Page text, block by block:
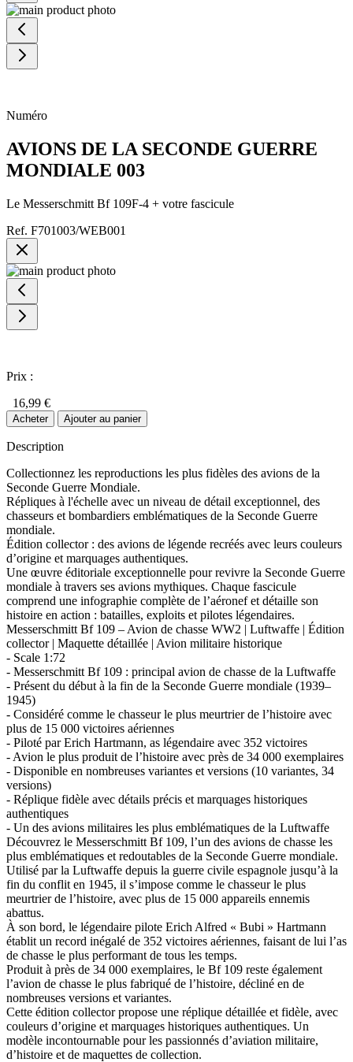
Numéro
AVIONS DE LA SECONDE GUERRE
MONDIALE 003
Le Messerschmitt Bf 109F-4 + votre fascicule
Ref. F701003/WEB001
Prix :
16,99 €
Acheter Ajouter au panier
Description
Collectionnez les reproductions les plus fidèles des avions de la
Seconde Guerre Mondiale.
Répliques à l'échelle avec un niveau de détail exceptionnel, des
chasseurs et bombardiers emblématiques de la Seconde Guerre
mondiale.
Édition collector : des avions de légende recréés avec leurs couleurs
d’origine et marquages authentiques.
Une œuvre éditoriale exceptionnelle pour revivre la Seconde Guerre
mondiale à travers ses avions mythiques. Chaque fascicule
comprend une infographie complète de l’aéronef et détaille son
histoire en action : batailles, exploits et pilotes légendaires.
Messerschmitt Bf 109 – Avion de chasse WW2 | Luftwaffe | Édition
collector | Maquette détaillée | Avion militaire historique
- Scale 1:72
- Messerschmitt Bf 109 : principal avion de chasse de la Luftwaffe
- Présent du début à la fin de la Seconde Guerre mondiale (1939–
1945)
- Considéré comme le chasseur le plus meurtrier de l’histoire avec
plus de 15 000 victoires aériennes
- Piloté par Erich Hartmann, as légendaire avec 352 victoires
- Avion le plus produit de l’histoire avec près de 34 000 exemplaires
- Disponible en nombreuses variantes et versions (10 variantes, 34
versions)
- Réplique fidèle avec détails précis et marquages historiques
authentiques
- Un des avions militaires les plus emblématiques de la Luftwaffe
Découvrez le Messerschmitt Bf 109, l’un des avions de chasse les
plus emblématiques et redoutables de la Seconde Guerre mondiale.
Utilisé par la Luftwaffe depuis la guerre civile espagnole jusqu’à la
fin du conflit en 1945, il s’impose comme le chasseur le plus
meurtrier de l’histoire, avec plus de 15 000 appareils ennemis
abattus.
À son bord, le légendaire pilote Erich Alfred « Bubi » Hartmann
établit un record inégalé de 352 victoires aériennes, faisant de lui l’as
de chasse le plus performant de tous les temps.
Produit à près de 34 000 exemplaires, le Bf 109 reste également
l’avion de chasse le plus fabriqué de l’histoire, décliné en de
nombreuses versions et variantes.
Cette édition collector propose une réplique détaillée et fidèle, avec
couleurs d’origine et marquages historiques authentiques. Un
modèle incontournable pour les passionnés d’aviation militaire,
d’histoire et de maquettes de collection.